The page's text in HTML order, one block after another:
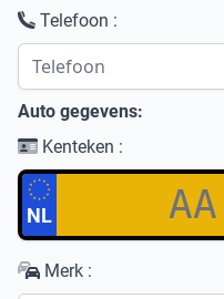
Telefoon :
Auto gegevens:
Kenteken :
NL
Merk :